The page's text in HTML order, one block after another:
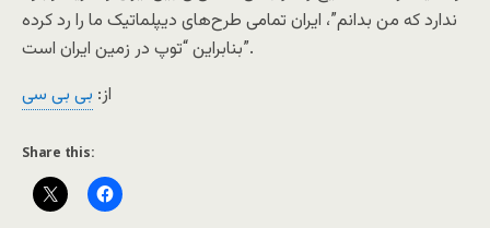
ندارد که من بدانم”، ایران تمامی طرح‌های دیپلماتیک ما را رد کرده
بنابراین “توپ در زمین ایران است”.
از: بی بی سی
Share this: